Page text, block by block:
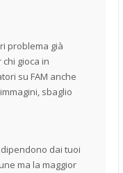
problema già
gioca in
su FAM anche
sbaglio
dai tuoi
ma la maggior